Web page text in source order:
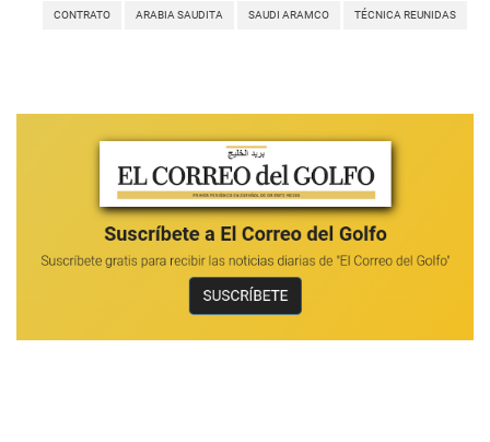
CONTRATO ARABIA SAUDITA SAUDI ARAMCO TÉCNICA REUNIDAS